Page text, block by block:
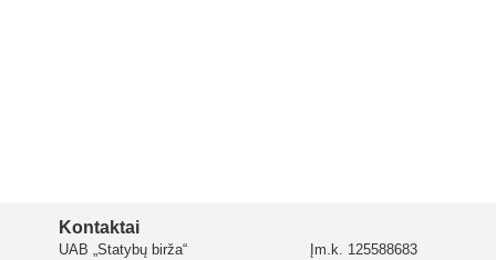
Kontaktai
UAB „Statybų birža“
Įm.k. 125588683